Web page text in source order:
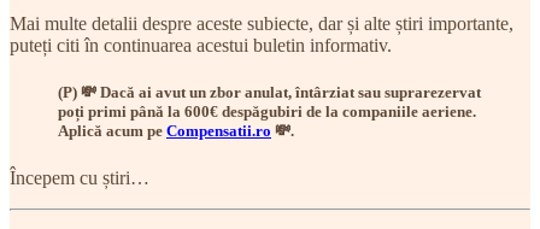
Mai multe detalii despre aceste subiecte, dar și alte știri importante,
puteți citi în continuarea acestui buletin informativ.
(P) 💸 Dacă ai avut un zbor anulat, întârziat sau suprarezervat
poți primi până la 600€ despăgubiri de la companiile aeriene.
Aplică acum pe Compensatii.ro 💸.
Începem cu știri…